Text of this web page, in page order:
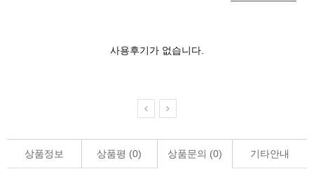
사용후기가 없습니다.
상품정보 상품평 (0) 상품문의 (0) 기타안내